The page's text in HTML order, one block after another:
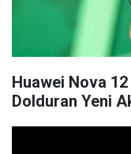
Huawei Nova
Dolduran Yeni